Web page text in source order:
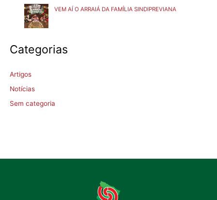
VEM AÍ O ARRAIÁ DA FAMÍLIA SINDIPREVIANA
Categorias
Artigos
Notícias
Sem categoria